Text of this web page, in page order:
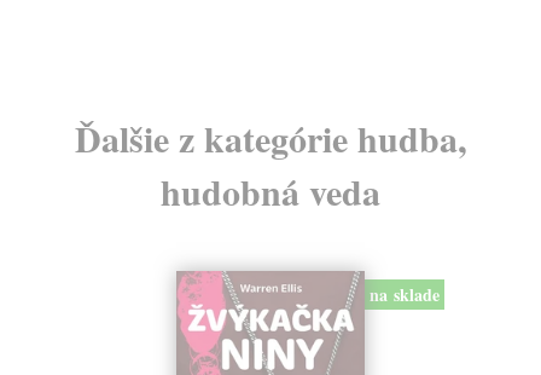
Ďalšie z kategórie hudba,
hudobná veda
na sklade